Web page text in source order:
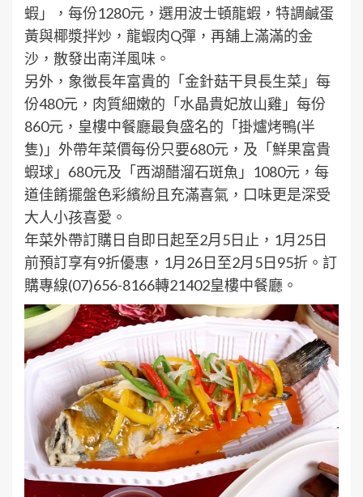
蝦」，每份1280元，選用波士頓龍蝦，特調鹹蛋
黃與椰漿拌炒，龍蝦肉Q彈，再舖上滿滿的金
沙，散發出南洋風味。
另外，象徵長年富貴的「金針菇干貝長生菜」每
份480元，肉質細嫩的「水晶貴妃放山雞」每份
860元，皇樓中餐廳最負盛名的「掛爐烤鴨(半
隻)」外帶年菜價每份只要680元，及「鮮果富貴
蝦球」680元及「西湖醋溜石斑魚」1080元，每
道佳餚擺盤色彩繽紛且充滿喜氣，口味更是深受
大人小孩喜愛。
年菜外帶訂購日自即日起至2月5日止，1月25日
前預訂享有9折優惠，1月26日至2月5日95折。訂
購專線(07)656-8166轉21402皇樓中餐廳。